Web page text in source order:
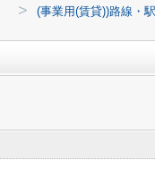
> (事業用(賃貸))路線・